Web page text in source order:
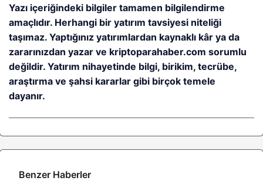
Yazı içeriğindeki bilgiler tamamen bilgilendirme
amaçlıdır. Herhangi bir yatırım tavsiyesi niteliği
taşımaz. Yaptığınız yatırımlardan kaynaklı kâr ya da
zararınızdan yazar ve kriptoparahaber.com sorumlu
değildir. Yatırım nihayetinde bilgi, birikim, tecrübe,
araştırma ve şahsi kararlar gibi birçok temele
dayanır.
Benzer Haberler